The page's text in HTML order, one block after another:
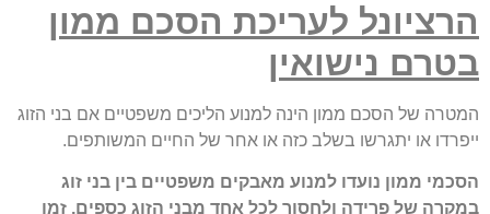
הרציונל לעריכת הסכם ממון
בטרם נישואין
המטרה של הסכם ממון הינה למנוע הליכים משפטיים אם בני הזוג
ייפרדו או יתגרשו בשלב כזה או אחר של החיים המשותפים.
הסכמי ממון נועדו למנוע מאבקים משפטיים בין בני זוג
במקרה של פרידה ולחסוך לכל אחד מבני הזוג כספים, זמן